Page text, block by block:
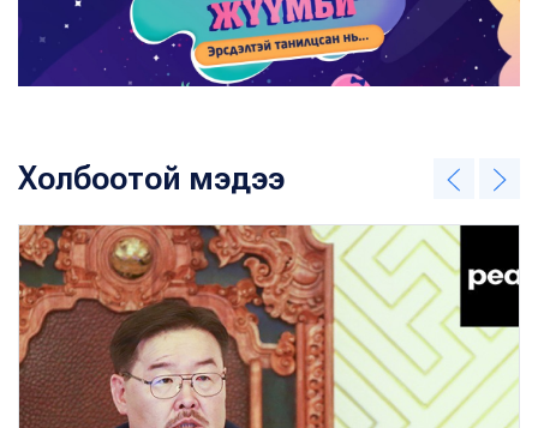
Холбоотой мэдээ